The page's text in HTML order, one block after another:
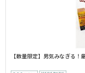
【数量限定】男気みなぎる！